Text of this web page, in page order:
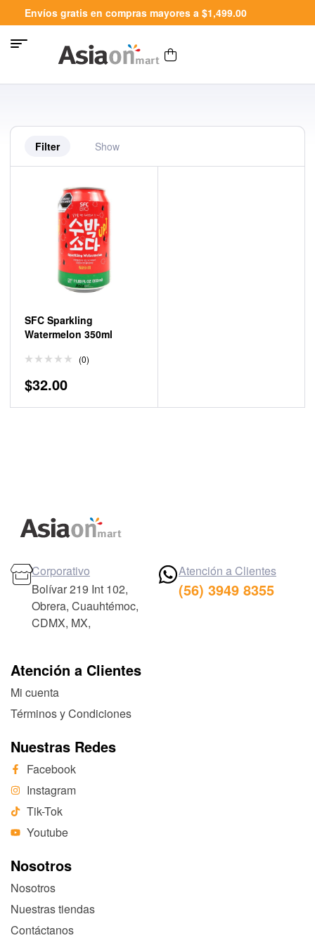
Envíos gratis en compras mayores a $1,499.00
Filter Show
SFC Sparkling
Watermelon 350ml
(0)
$32.00
Atención a Clientes
Mi cuenta
Términos y Condiciones
Nuestras Redes
Facebook
Instagram
Tik-Tok
Youtube
Nosotros
Nosotros
Nuestras tiendas
Contáctanos
Corporativo
Bolívar 219 Int 102,
Obrera, Cuauhtémoc,
CDMX, MX,
Atención a Clientes
(56) 3949 8355